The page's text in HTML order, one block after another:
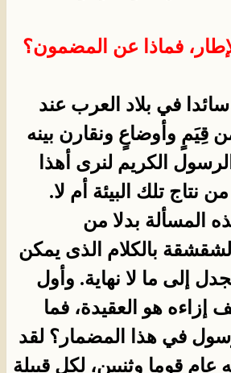
فماذا عن المضمون؟
في بلاد العرب عند
قِيَمٍ وأوضاعٍ ونقارن بينه
الكريم لنرى أهذا
نتاج تلك البيئة أم لا.
المسألة بدلا من
بالكلام الذى يمكن
إلى ما لا نهاية. وأول
هو العقيدة، فما
في هذا المضمار؟ لقد
قوما وثنيين، لكل قبيلة